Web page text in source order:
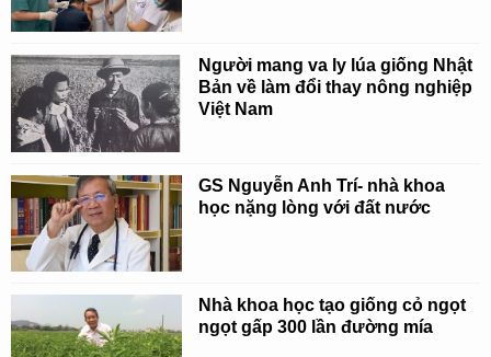
Người mang va ly lúa giống Nhật
Bản về làm đổi thay nông nghiệp
Việt Nam
GS Nguyễn Anh Trí- nhà khoa
học nặng lòng với đất nước
Nhà khoa học tạo giống cỏ ngọt
ngọt gấp 300 lần đường mía